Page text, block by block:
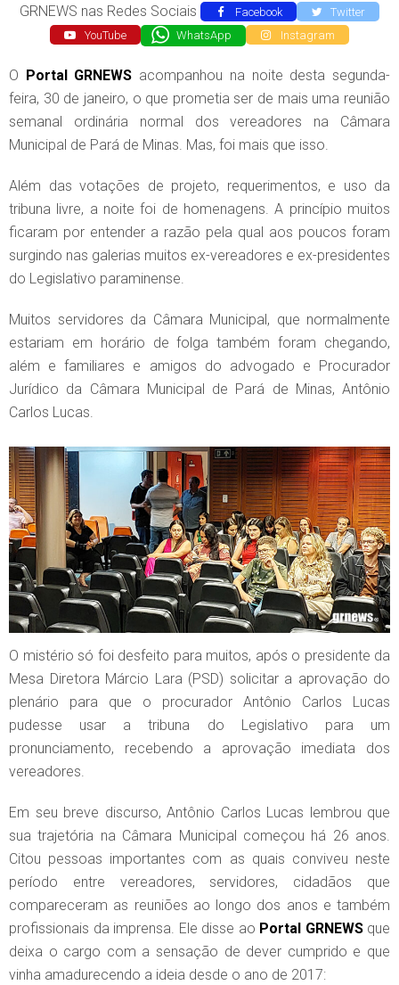
GRNEWS nas Redes Sociais Facebook
Twitter
YouTube
WhatsApp Instagram
O Portal GRNEWS acompanhou na noite desta segunda-
feira, 30 de janeiro, o que prometia ser de mais uma reunião
semanal ordinária normal dos vereadores na Câmara
Municipal de Pará de Minas. Mas, foi mais que isso.
Além das votações de projeto, requerimentos, e uso da
tribuna livre, a noite foi de homenagens. A princípio muitos
ficaram por entender a razão pela qual aos poucos foram
surgindo nas galerias muitos ex-vereadores e ex-presidentes
do Legislativo paraminense.
Muitos servidores da Câmara Municipal, que normalmente
estariam em horário de folga também foram chegando,
além e familiares e amigos do advogado e Procurador
Jurídico da Câmara Municipal de Pará de Minas, Antônio
Carlos Lucas.
O mistério só foi desfeito para muitos, após o presidente da
Mesa Diretora Márcio Lara (PSD) solicitar a aprovação do
plenário para que o procurador Antônio Carlos Lucas
pudesse usar a tribuna do Legislativo para um
pronunciamento, recebendo a aprovação imediata dos
vereadores.
Em seu breve discurso, Antônio Carlos Lucas lembrou que
sua trajetória na Câmara Municipal começou há 26 anos.
Citou pessoas importantes com as quais conviveu neste
período entre vereadores, servidores, cidadãos que
compareceram as reuniões ao longo dos anos e também
profissionais da imprensa. Ele disse ao Portal GRNEWSque
deixa o cargo com a sensação de dever cumprido e que
vinha amadurecendo a ideia desde o ano de 2017: